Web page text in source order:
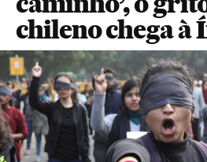
chileno chega à